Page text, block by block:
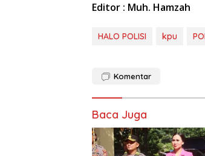
Editor : Muh. Hamzah
HALO POLISI kpu
Komentar
Baca Juga